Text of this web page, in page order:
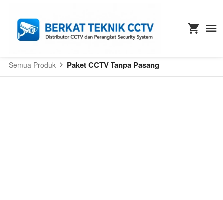
Semua Produk Paket CCTV Tanpa Pasang